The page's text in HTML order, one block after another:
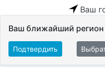
Ваш
Ваш ближайший регион
Подтвердить